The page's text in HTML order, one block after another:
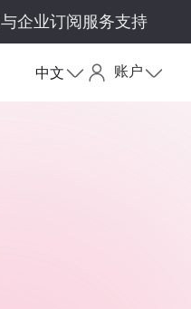
企业订阅服务支持
中文 账户